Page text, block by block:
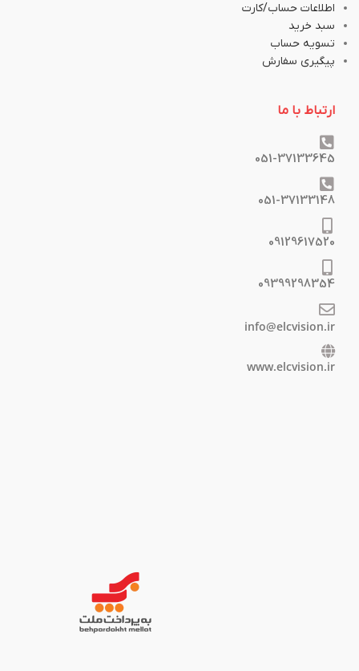
اطلاعات حساب/کارت
سبد خرید
تسویه حساب
پیگیری سفارش
ارتباط با ما
051-37133645
051-37133148
09129617520
09399298354
info@elcvision.ir
www.elcvision.ir